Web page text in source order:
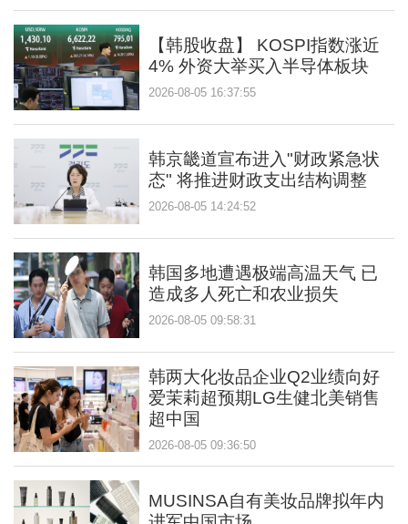
【韩股收盘】 KOSPI指数涨近
4% 外资大举买入半导体板块
2026-08-05 16:37:55
韩京畿道宣布进入"财政紧急状
态" 将推进财政支出结构调整
2026-08-05 14:24:52
韩国多地遭遇极端高温天气 已
造成多人死亡和农业损失
2026-08-05 09:58:31
韩两大化妆品企业Q2业绩向好
爱茉莉超预期LG生健北美销售
超中国
2026-08-05 09:36:50
MUSINSA自有美妆品牌拟年内